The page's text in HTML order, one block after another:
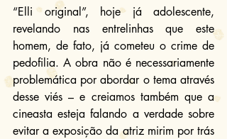
“Elli original”, hoje já adolescente,
revelando nas entrelinhas que este
homem, de fato, já cometeu o crime de
pedofilia. A obra não é necessariamente
problemática por abordar o tema através
desse viés – e creiamos também que a
cineasta esteja falando a verdade sobre
evitar a exposição da atriz mirim por trás